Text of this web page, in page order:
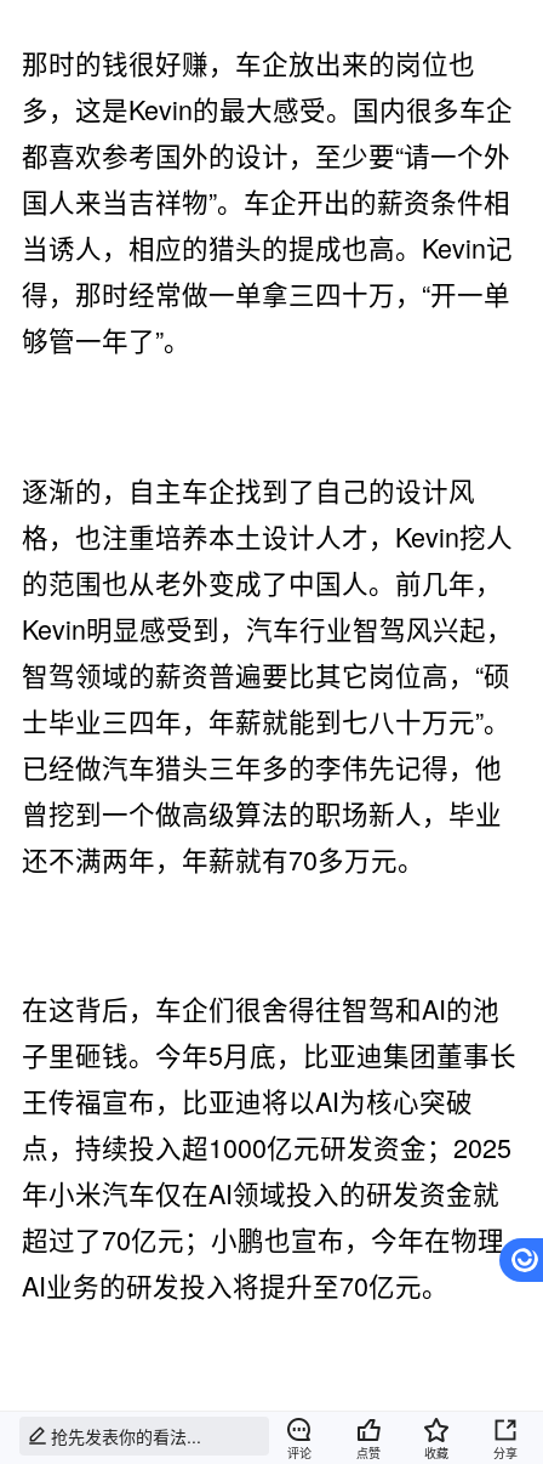
那时的钱很好赚，车企放出来的岗位也
多，这是Kevin的最大感受。国内很多车企
都喜欢参考国外的设计，至少要“请一个外
国人来当吉祥物”。车企开出的薪资条件相
当诱人，相应的猎头的提成也高。Kevin记
得，那时经常做一单拿三四十万，“开一单
够管一年了”。
逐渐的，自主车企找到了自己的设计风
格，也注重培养本土设计人才，Kevin挖人
的范围也从老外变成了中国人。前几年，
Kevin明显感受到，汽车行业智驾风兴起，
智驾领域的薪资普遍要比其它岗位高，“硕
士毕业三四年，年薪就能到七八十万元”。
已经做汽车猎头三年多的李伟先记得，他
曾挖到一个做高级算法的职场新人，毕业
还不满两年，年薪就有70多万元。
在这背后，车企们很舍得往智驾和AI的池
子里砸钱。今年5月底，比亚迪集团董事长
王传福宣布，比亚迪将以AI为核心突破
点，持续投入超1000亿元研发资金；2025
年小米汽车仅在AI领域投入的研发资金就
超过了70亿元；小鹏也宣布，今年在物理
AI业务的研发投入将提升至70亿元。
因此，Kevin果断从设计赛道转向智驾和算
抢先发表你的看法...
评论 点赞 收藏 分享